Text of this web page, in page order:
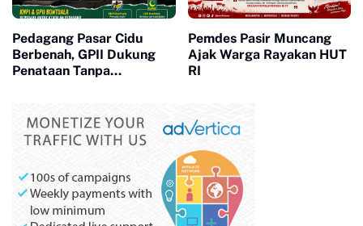
Pedagang Pasar Cidu
Berbenah, GPII Dukung
Penataan Tanpa
Pemdes Pasir Muncang
Ajak Warga Rayakan HUT
RI